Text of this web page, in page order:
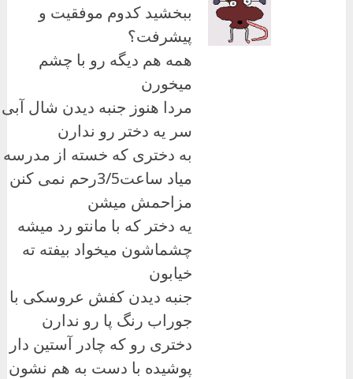
ببخشید کدوم موفقیت و
پیشرفت؟
همه هم دیگه رو با چشم
میخورن
مردا هنوز جنبه دیدن شال آبی
سر یه دختر رو ندارن
به دختری که خسته از مدرسه
میاد ساعت3/5رحم نمی کنن
مزاحمش میشن
یه دختر که با مانتو رد میشه
چشماشون میخواد بیفته ته
خیابون
جنبه دیدن کفش عروسکی با
جوراب رنگ پا رو ندارن
دختری رو که چادر آستین دار
پوشیده با دست به هم نشون